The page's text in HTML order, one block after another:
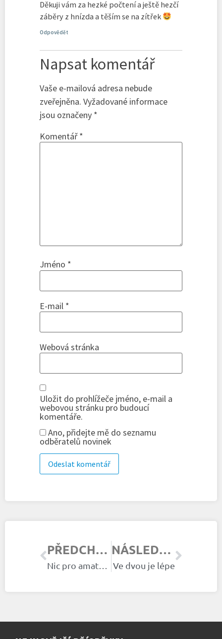
Děkuji vám za hezké počtení a ještě hezčí
záběry z hnízda a těším se na zítřek
Odpovědět
Napsat komentář
Vaše e-mailová adresa nebude
zveřejněna. Vyžadované informace
jsou označeny *
Komentář*
Jméno *
E-mail *
Webová stránka
Uložit do prohlížeče jméno, e-mail a
webovou stránku pro budoucí
komentáře.
Ano, přidejte mě do seznamu
odběratelů novinek
PŘEDCHOZÍ ČLÁNEK NÁSLEDUJÍCÍ ČLÁNEK
Ve dvou je lépe